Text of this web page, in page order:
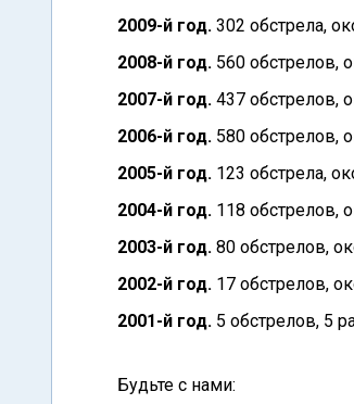
2009-й год. 302 обстрела,
2008-й год. 560 обстрелов,
2007-й год. 437 обстрелов,
2006-й год. 580 обстрелов,
2005-й год. 123 обстрела,
2004-й год. 118 обстрелов,
2003-й год. 80 обстрелов,
2002-й год. 17 обстрелов,
2001-й год. 5 обстрелов, 5
Будьте с нами: